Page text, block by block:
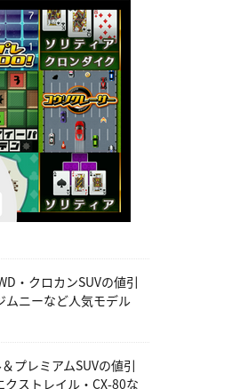
・クロカンSUVの値引
ムニーなど人気モデル
プレミアムSUVの値引
ストレイル・CX-80な